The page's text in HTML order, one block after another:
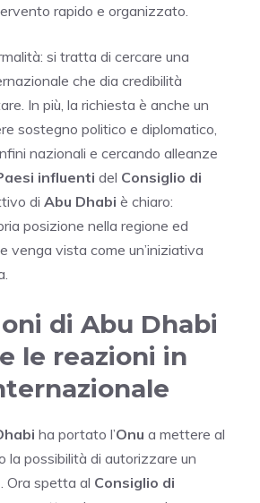
rapido e organizzato.
si tratta di cercare una
che dia credibilità
In più, la richiesta è anche un
sostegno politico e diplomatico,
nazionali e cercando alleanze
influenti del Consiglio di
di Abu Dhabi è chiaro:
posizione nella regione ed
venga vista come un’iniziativa
di Abu Dhabi
le reazioni in
ha portato l’Onu a mettere al
la possibilità di autorizzare un
Ora spetta al Consiglio di